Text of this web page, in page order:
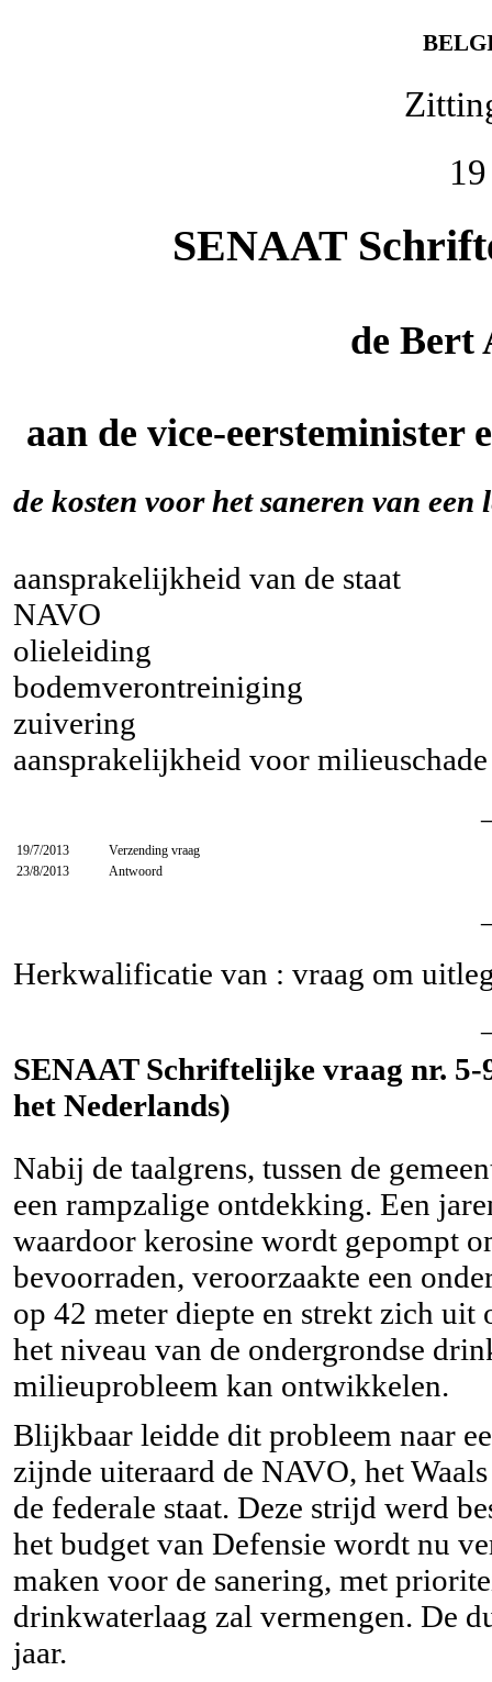
SENAAT
de Bert
aan de vice-eersteminister
de kosten voor het saneren van
aansprakelijkheid van de staat
NAVO
olieleiding
bodemverontreiniging
zuivering
aansprakelijkheid voor milieuschade
19/7/2013
Verzending vraag
23/8/2013
Antwoord
Herkwalificatie van : vraag om
SENAAT Schriftelijke vraag nr. 5-
het Nederlands)
Nabij de taalgrens, tussen de
een rampzalige ontdekking. Een
waardoor kerosine wordt gepompt
bevoorraden, veroorzaakte een
op 42 meter diepte en strekt zich
het niveau van de ondergrondse
milieuprobleem kan ontwikkelen.
Blijkbaar leidde dit probleem naar
zijnde uiteraard de NAVO, het
de federale staat. Deze strijd werd
het budget van Defensie wordt nu
maken voor de sanering, met
drinkwaterlaag zal vermengen. De
jaar.